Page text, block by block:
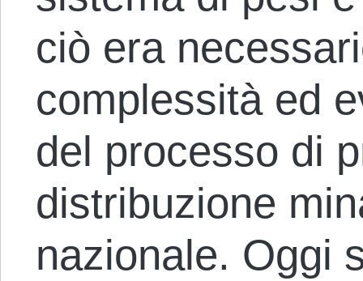
ciò era
complessità ed
del processo di
distribuzione
nazionale. Oggi